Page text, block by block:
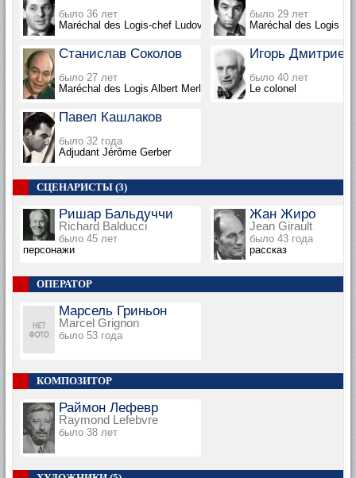
было 36 лет
Maréchal des Logis-chef Ludovic Cruchot
было 29 лет
Maréchal des Logis
Станислав Соколов
было 27 лет
Maréchal des Logis Albert Merlot
Игорь Дмитриев
было 40 лет
Le colonel
Павел Кашлаков
было 32 года
Adjudant Jérôme Gerber
СЦЕНАРИСТЫ (3)
Ришар Бальдуччи
Richard Balducci
было 45 лет
персонажи
Жан Жиро
Jean Girault
было 43 года
рассказ
ОПЕРАТОР
Марсель Гриньон
Marcel Grignon
было 53 года
КОМПОЗИТОР
Раймон Лефевр
Raymond Lefebvre
было 38 лет